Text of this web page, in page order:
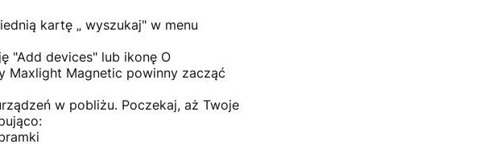
kartę „ wyszukaj" w menu
"Add devices" lub ikonę O
Maxlight Magnetic powinny zacząć
w pobliżu. Poczekaj, aż Twoje